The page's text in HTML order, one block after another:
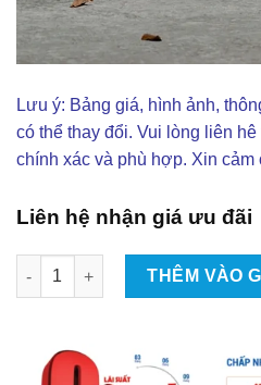
Lưu ý: Bảng giá, hình ảnh,
có thể thay đổi. Vui lòng liên
chính xác và phù hợp. Xin cảm
Liên hệ nhận giá ưu đãi
BODY KIT CHO XE HONDA HRV
THÊM VÀO